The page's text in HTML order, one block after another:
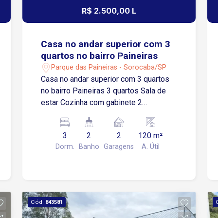
R$ 2.500,00 L
Casa no andar superior com 3
quartos no bairro Paineiras
Parque das Paineiras - Sorocaba/SP
Casa no andar superior com 3 quartos
no bairro Paineiras 3 quartos Sala de
estar Cozinha com gabinete 2
serviço 2 vagas de garagem cobertas
Localização Localizada no Parque das
Paineiras, bairro com fácil acesso às
da Avenida Itavuvu Aproximadamente 8
minutos do Shopping Cidade Sorocaba
3
Dorm.
2
Banho
2
Garagens
120 m²
A. Útil
Cód. 843581